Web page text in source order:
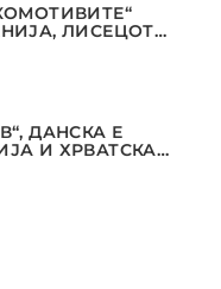
ЛИСЕЦОТ
ДАНСКА Е
И ХРВАТСКА